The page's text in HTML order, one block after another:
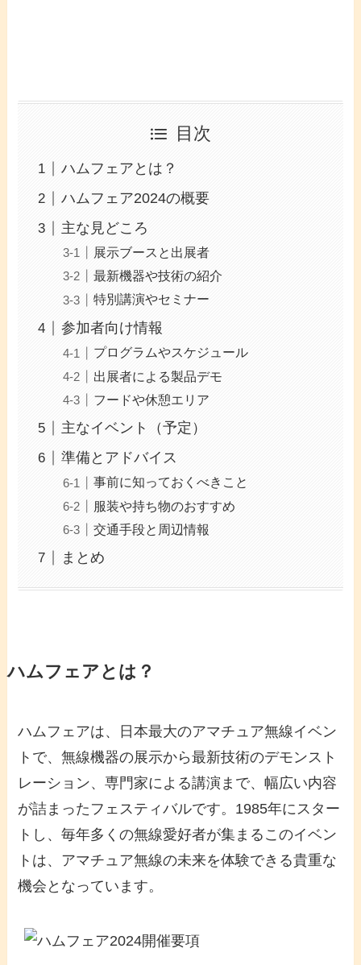
目次
ハムフェアとは？
ハムフェア2024の概要
主な見どころ
展示ブースと出展者
最新機器や技術の紹介
特別講演やセミナー
参加者向け情報
プログラムやスケジュール
出展者による製品デモ
フードや休憩エリア
主なイベント（予定）
準備とアドバイス
事前に知っておくべきこと
服装や持ち物のおすすめ
交通手段と周辺情報
まとめ
ハムフェアとは？
ハムフェアは、日本最大のアマチュア無線イベン
トで、無線機器の展示から最新技術のデモンスト
レーション、専門家による講演まで、幅広い内容
が詰まったフェスティバルです。1985年にスター
トし、毎年多くの無線愛好者が集まるこのイベン
トは、アマチュア無線の未来を体験できる貴重な
機会となっています。